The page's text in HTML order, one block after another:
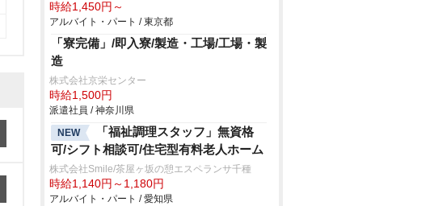
時給1,450円～
アルバイト・パート / 東京都
「寮完備」/即入寮/製造・工場/工場・製
造
株式会社京栄センター
時給1,500円
派遣社員 / 神奈川県
NEW
「福祉調理スタッフ」無資格
可/シフト相談可/住宅型有料老人ホーム
株式会社Smile/茶屋ヶ坂の憩エスペランサ千種
時給1,140円～1,180円
アルバイト・パート / 愛知県